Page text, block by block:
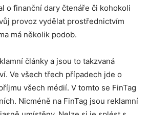
o finanční dary čtenáře či kohokoli
provoz vydělat prostřednictvím
má několik podob.
články a jsou to takzvaná
Ve všech třech případech jde o
všech médií. V tomto se FinTag
Nicméně na FinTag jsou reklamní